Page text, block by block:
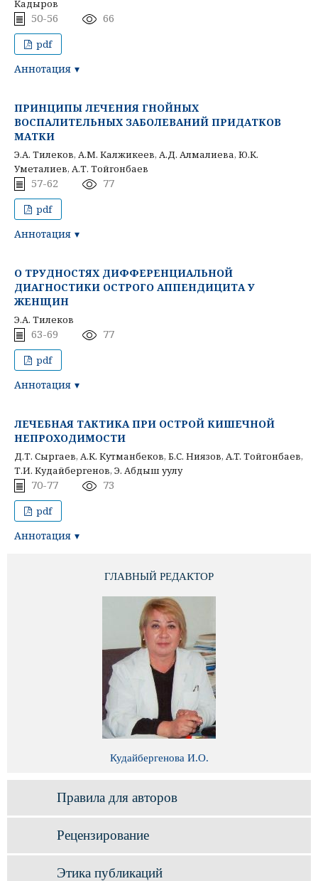
Кадыров
50-56 66
pdf
Аннотация
ПРИНЦИПЫ ЛЕЧЕНИЯ ГНОЙНЫХ
ВОСПАЛИТЕЛЬНЫХ ЗАБОЛЕВАНИЙ ПРИДАТКОВ
МАТКИ
Э.А. Тилеков, А.М. Калжикеев, А.Д. Алмалиева, Ю.К.
Уметалиев, А.Т. Тойгонбаев
57-62 77
pdf
Аннотация
О ТРУДНОСТЯХ ДИФФЕРЕНЦИАЛЬНОЙ
ДИАГНОСТИКИ ОСТРОГО АППЕНДИЦИТА У
ЖЕНЩИН
Э.А. Тилеков
63-69 77
pdf
Аннотация
ЛЕЧЕБНАЯ ТАКТИКА ПРИ ОСТРОЙ КИШЕЧНОЙ
НЕПРОХОДИМОСТИ
Д.Т. Сыргаев, А.К. Кутманбеков, Б.С. Ниязов, A.T. Тойгонбаев,
Т.И. Кудайбергенов, Э. Абдыш уулу
70-77 73
pdf
Аннотация
ГЛАВНЫЙ РЕДАКТОР
Кудайбергенова И.О.
Правила для авторов
Рецензирование
Этика публикаций